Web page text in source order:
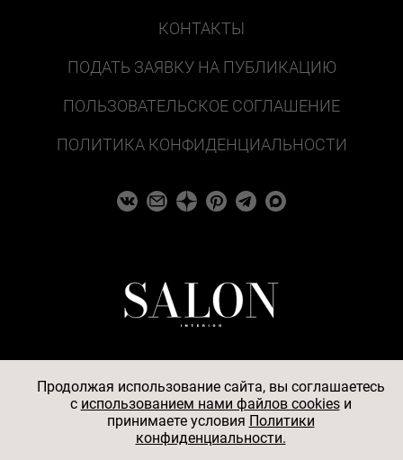
КОНТАКТЫ
ПОДАТЬ ЗАЯВКУ НА ПУБЛИКАЦИЮ
ПОЛЬЗОВАТЕЛЬСКОЕ СОГЛАШЕНИЕ
ПОЛИТИКА КОНФИДЕНЦИАЛЬНОСТИ
© 2026
АО «БКМ», ОГРН 1027739494584, ИНН 7705056238,
Продолжая использование сайта, вы соглашаетесь
c использованием нами файлов cookiesи
принимаете условия Политики
конфиденциальности.